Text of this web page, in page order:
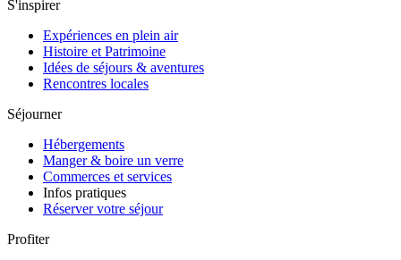
S'inspirer
Expériences en plein air
Histoire et Patrimoine
Idées de séjours & aventures
Rencontres locales
Séjourner
Hébergements
Manger & boire un verre
Commerces et services
Infos pratiques
Réserver votre séjour
Profiter